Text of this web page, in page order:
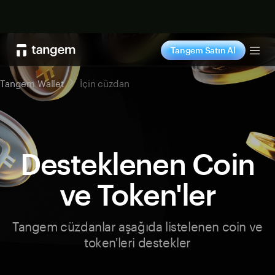
Tangem Satın Al
Tangem Wallet İçin cüzdan
Desteklenen Coin
ve Token'ler
Tangem cüzdanlar aşağıda listelenen coin ve
token'leri destekler